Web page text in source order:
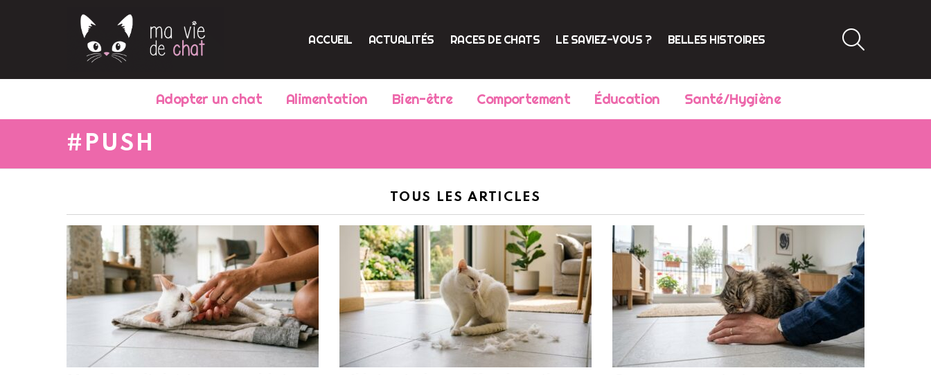
ACCUEIL ACTUALITÉS RACES DE CHATS LE SAVIEZ-VOUS ? BELLES HISTOIRES
Adopter un chat Alimentation Bien-être Comportement Éducation Santé/Hygiène
PUSH
TOUS LES ARTICLES